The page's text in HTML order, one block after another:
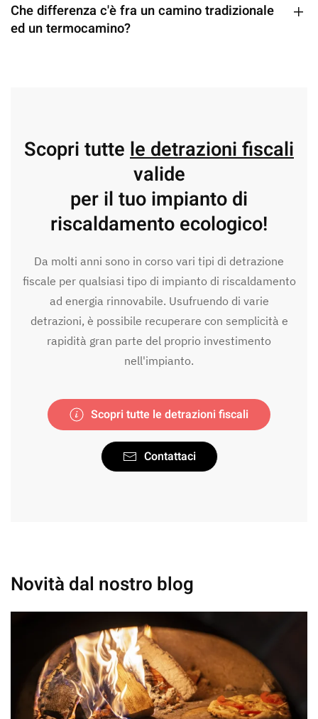
Che differenza c'è fra un camino tradizionale
ed un termocamino?
Scopri tutte le detrazioni fiscali
valide
per il tuo impianto di
riscaldamento ecologico!
Da molti anni sono in corso vari tipi di detrazione
fiscale per qualsiasi tipo di impianto di riscaldamento
ad energia rinnovabile. Usufruendo di varie
detrazioni, è possibile recuperare con semplicità e
rapidità gran parte del proprio investimento
nell'impianto.
Scopri tutte le detrazioni fiscali
Contattaci
Novità dal nostro blog